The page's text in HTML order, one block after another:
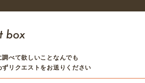
べて欲しいことなんでも
ずリクエストをお送りください